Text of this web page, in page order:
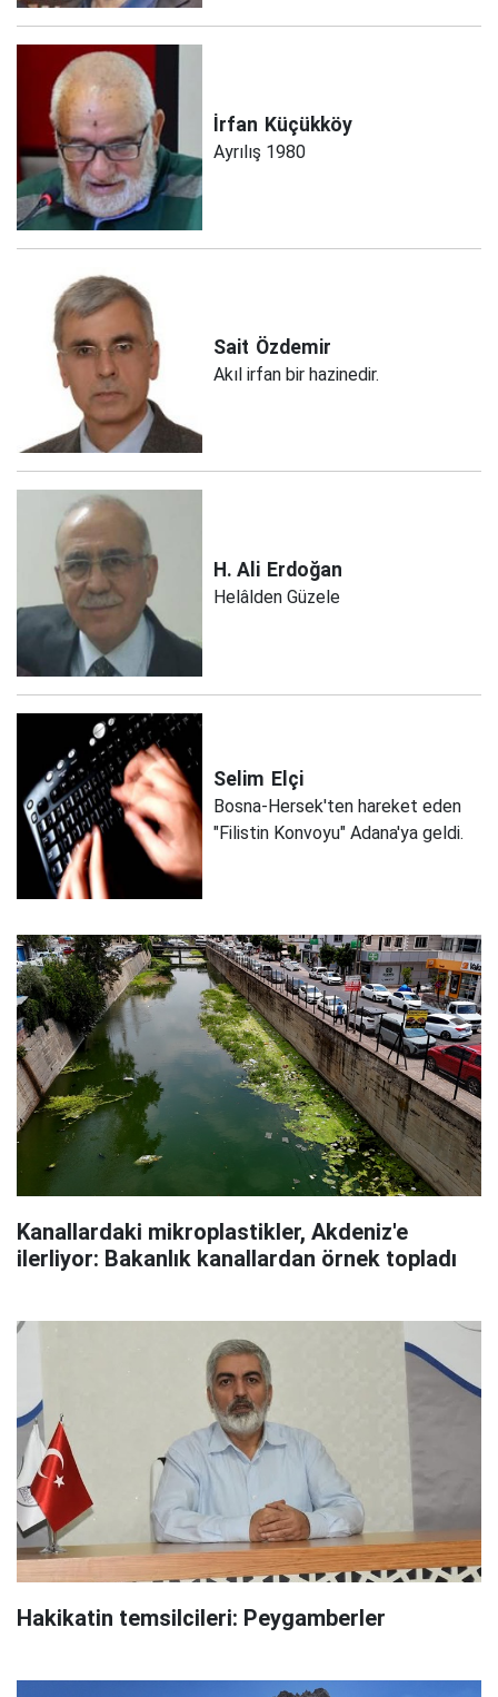
İrfan Küçükköy
Ayrılış 1980
Sait Özdemir
Akıl irfan bir hazinedir.
H. Ali Erdoğan
Helâlden Güzele
Selim Elçi
Bosna-Hersek'ten hareket eden
"Filistin Konvoyu" Adana'ya geldi.
Kanallardaki mikroplastikler, Akdeniz'e
ilerliyor: Bakanlık kanallardan örnek topladı
Hakikatin temsilcileri: Peygamberler